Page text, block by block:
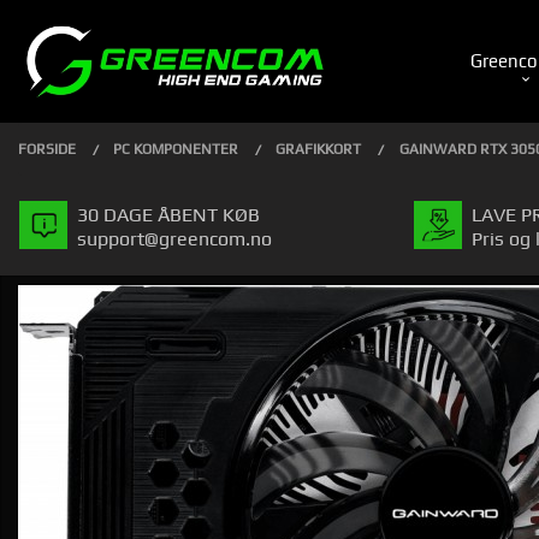
indhold
PRODUKTER
FORSIDE PC KOMPONENTER GRAFIKKORT GAINWARD RTX
30 DAGE ÅBENT KØB
support@greencom.no
LAVE
Pris og